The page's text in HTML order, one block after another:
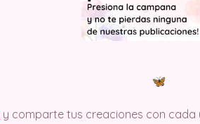
y comparte tus creaciones con cada